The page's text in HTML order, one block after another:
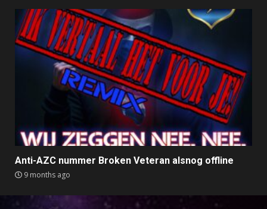
Anti-AZC nummer Broken Veteran alsnog offline
9 months ago